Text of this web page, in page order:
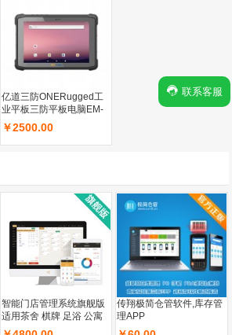
亿道三防ONERugged工
业平板三防平板电脑EM-
M11T手持终端10.1英寸
PDA数据采集器安卓12触
屏一体机车载移动
￥2500.00
智能门店管理系统旗舰版
适用茶舍 棋牌 足浴 公寓
书吧
传翔极简仓管软件,库存管
理APP
联系客服